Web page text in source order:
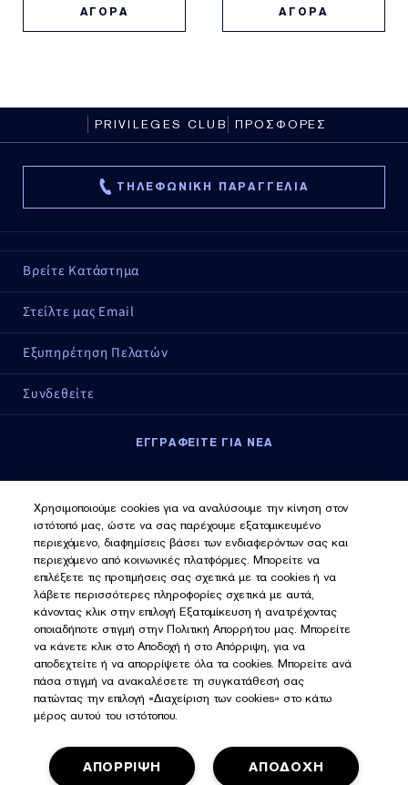
ΑΓΟΡΑ ΑΓΟΡΑ
PRIVILEGES CLUB ΠΡΟΣΦΟΡΕΣ
ΤΗΛΕΦΩΝΙΚΗ ΠΑΡΑΓΓΕΛΙΑ
Βρείτε Κατάστημα
Στείλτε μας Email
Εξυπηρέτηση Πελατών
Συνδεθείτε
ΕΓΓΡΑΦΕΙΤΕ ΓΙΑ ΝΕΑ
Χρησιμοποιούμε cookies για να αναλύσουμε την κίνηση στον
ιστότοπό μας, ώστε να σας παρέχουμε εξατομικευμένο
περιεχόμενο, διαφημίσεις βάσει των ενδιαφερόντων σας και
περιεχόμενο από κοινωνικές πλατφόρμες. Μπορείτε να
επιλέξετε τις προτιμήσεις σας σχετικά με τα cookies ή να
λάβετε περισσότερες πληροφορίες σχετικά με αυτά,
κάνοντας κλικ στην επιλογή Εξατομίκευση ή ανατρέχοντας
οποιαδήποτε στιγμή στην Πολιτική Απορρήτου μας. Μπορείτε
να κάνετε κλικ στο Αποδοχή ή στο Απόρριψη, για να
αποδεχτείτε ή να απορρίψετε όλα τα cookies. Μπορείτε ανά
πάσα στιγμή να ανακαλέσετε τη συγκατάθεσή σας
πατώντας την επιλογή «Διαχείριση των cookies» στο κάτω
μέρος αυτού του ιστότοπου.
ΑΠΟΔΟΧΗ
ΑΠΟΡΡΙΨΗ